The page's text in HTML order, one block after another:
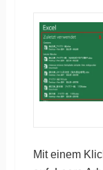
Mit einem